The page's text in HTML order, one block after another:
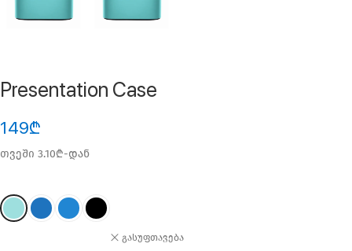
Presentation Case
149₾
თვეში 3.10₾-დან
გასუფთავება